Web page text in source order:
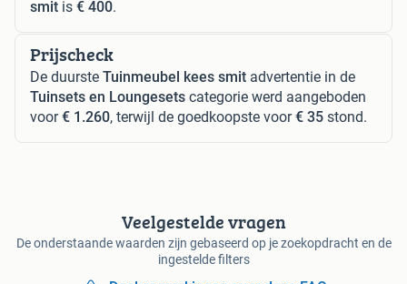
smit is € 400.
Prijscheck
De duurste Tuinmeubel kees smit advertentie in de
Tuinsets en Loungesets categorie werd aangeboden
voor€ 1.260, terwijl de goedkoopste voor€ 35 stond.
Veelgestelde vragen
De onderstaande waarden zijn gebaseerd op je zoekopdracht en de
ingestelde filters